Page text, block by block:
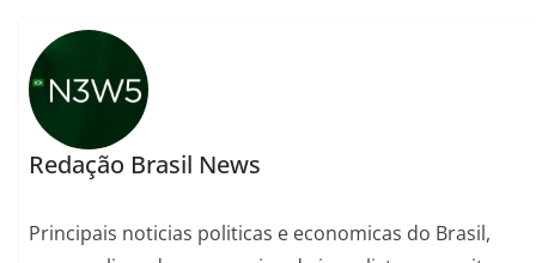
Redação Brasil News
Principais noticias politicas e economicas do Brasil,